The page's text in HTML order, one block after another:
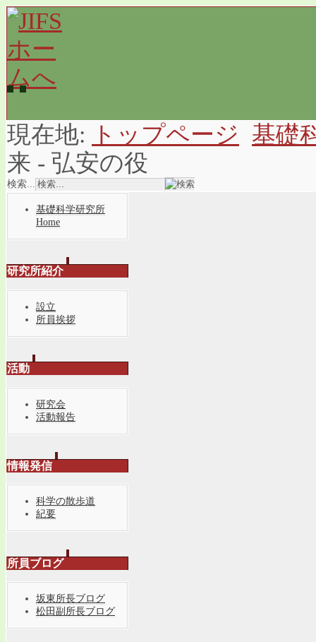
現在地: トップページ 基礎
来 - 弘安の役
検索...
基礎科学研究所
Home
研究所紹介
設立
所員挨拶
活動
研究会
活動報告
情報発信
科学の散歩道
紀要
所員ブログ
坂東所長ブログ
松田副所長ブログ